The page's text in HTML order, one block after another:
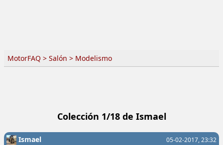
MotorFAQ > Salón > Modelismo
Colección 1/18 de Ismael
05-02-2017, 23:32
Ismael